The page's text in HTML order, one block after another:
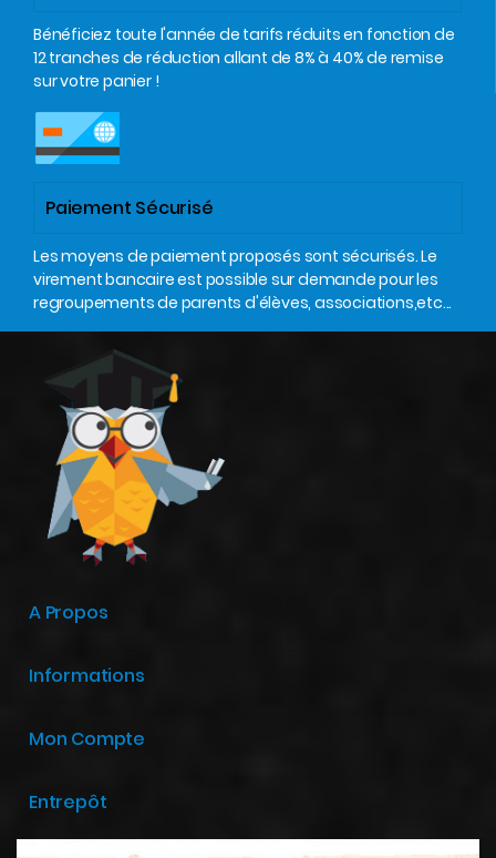
Bénéficiez toute l'année de tarifs réduits en fonction de
12 tranches de réduction allant de 8% à 40% de remise
sur votre panier !
Paiement Sécurisé
Les moyens de paiement proposés sont sécurisés. Le
virement bancaire est possible sur demande pour les
regroupements de parents d'élèves, associations,etc...
A Propos
Informations
Mon Compte
Entrepôt